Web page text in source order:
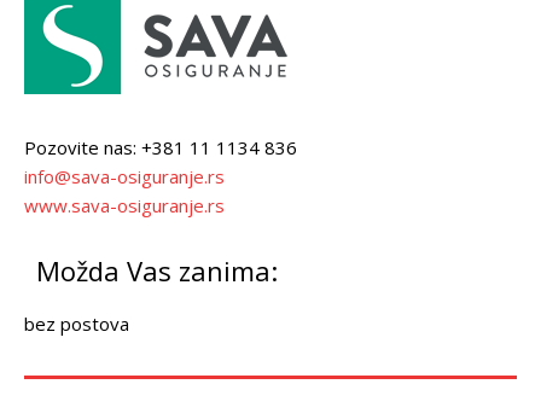
Pozovite nas: +381 11 1134 836
info@sava-osiguranje.rs
www.sava-osiguranje.rs
Možda Vas zanima:
bez postova